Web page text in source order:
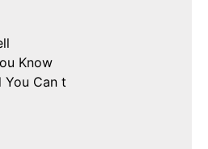
Know
You Can t